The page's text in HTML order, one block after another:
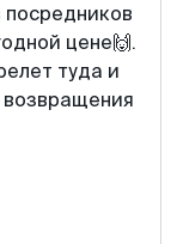
цене🙌.
туда и
возвращения